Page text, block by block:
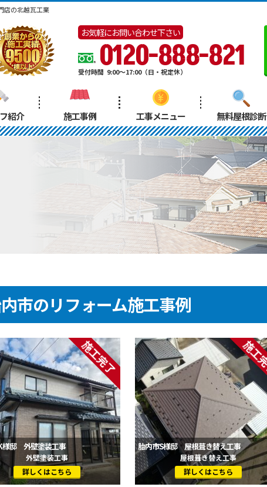
店の北越瓦工業
お気軽にお問い合わせ下さい
0120-888-821
受付時間 9:00～17:00（日・祝定休）
紹介 施工事例 工事メニュー 無料屋根診断
市のリフォーム施工事例
様邸 外壁塗装工事
外壁塗装工事
詳しくはこちら
胎内市S様邸 屋根葺き替え工事
屋根葺き替え工事
詳しくはこちら